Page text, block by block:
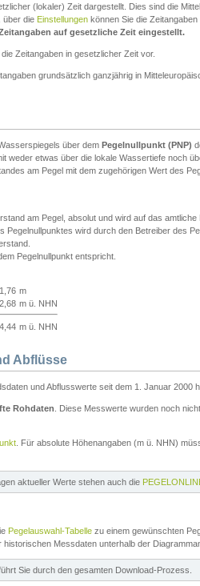
(lokaler) Zeit dargestellt. Dies sind die
über die Einstellungen können Sie die
auf gesetzliche Zeit eingestellt.
die Zeitangaben in gesetzlicher Zeit vor.
grundsätzlich ganzjährig in
über dem Pegelnullpunkt (PNP)
weder etwas über die lokale Wassertiefe noch
am Pegel mit dem zugehörigen Wert des
am Pegel, absolut und wird auf das
wird durch den Betreiber des
Pegelnullpunkt entspricht.
1,76 m
m ü. NHN
m ü. NHN
Abflüsse
und Abflusswerte seit dem 1. Januar 2000
Rohdaten . Diese Messwerte wurden noch
. Für absolute Höhenangaben (m ü. NHN)
aktueller Werte stehen auch die
Pegelauswahl-Tabelle zu einem gewünschten
Messdaten unterhalb der
Sie durch den gesamten Download-Prozess.